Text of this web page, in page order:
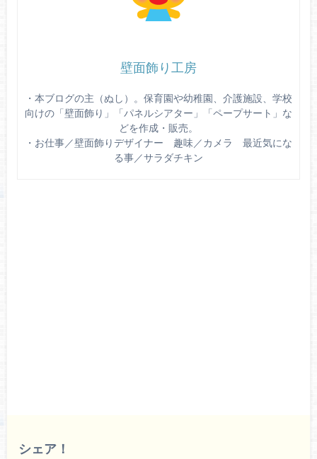
壁面飾り工房
・本ブログの主（ぬし）。保育園や幼稚園、介護施設、学校
向けの「壁面飾り」「パネルシアター」「ペープサート」な
どを作成・販売。
・お仕事／壁面飾りデザイナー 趣味／カメラ 最近気にな
る事／サラダチキン
シェア！